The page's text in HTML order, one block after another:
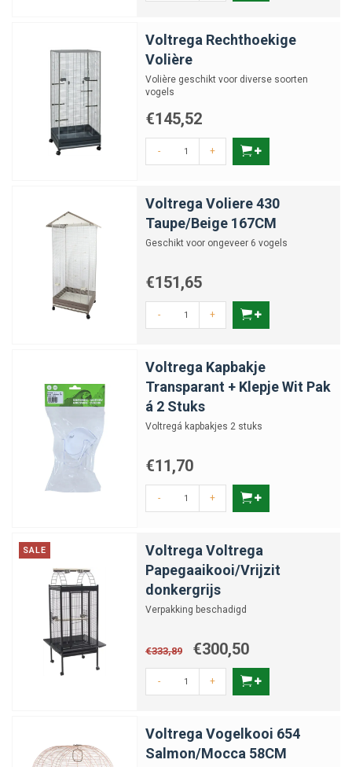
Voltrega Rechthoekige
Volière
Volière geschikt voor diverse soorten
vogels
€145,52
- +
Voltrega Voliere 430
Taupe/Beige 167CM
Geschikt voor ongeveer 6 vogels
€151,65
- +
Voltrega Kapbakje
Transparant + Klepje Wit Pak
á 2 Stuks
Voltregá kapbakjes 2 stuks
€11,70
- +
SALE
Voltrega Voltrega
Papegaaikooi/Vrijzit
donkergrijs
Verpakking beschadigd
€333,89 €300,50
- +
Voltrega Vogelkooi 654
Salmon/Mocca 58CM